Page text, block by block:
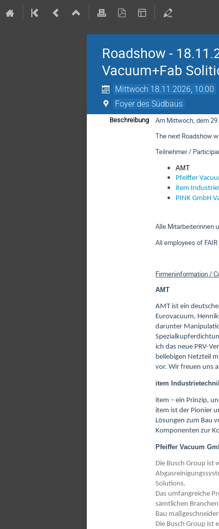
Roadshow -
Vacuum+Fab
Mittwoch 18.11.2026, 10:00
Foyer des Südbaus
Beschreibung
Am Mittwoch, dem
The next Roadshow
Teilnehmer /
AMT
Pfeiffer
item
PINK GmbH
Alle Mitarbeiterinnen
All employees of
Firmeninformation /
AMT
AMT ist ein
Eurovacuum,
darunter
ich das neue PRV-
beliebigen Netzteil
vor. Wir freuen uns
item
item – ein Prinzip,
item ist der Pionier
Lösungen zum Bau
Komponenten zur
Pfeiffer Vacuum
Die Busch Group ist
Solutions.
Das umfangreiche
sämtlichen
Bau
Die Busch Group ist